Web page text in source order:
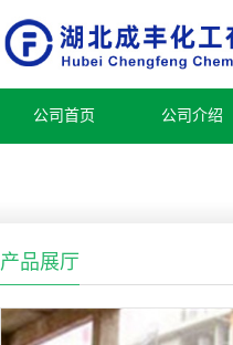
公司首页 公司介绍
产品展厅